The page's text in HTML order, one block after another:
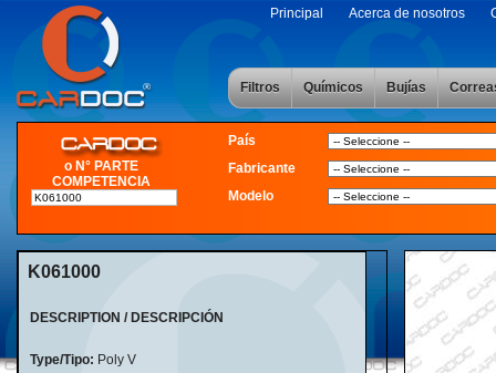
Principal Acerca de nosotros
Filtros Químicos Bujías
o N° PARTE
COMPETENCIA
País
Fabricante
Modelo
K061000
DESCRIPTION / DESCRIPCIÓN
Type/Tipo: Poly V